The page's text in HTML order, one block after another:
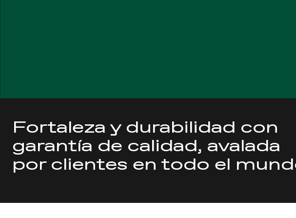
Fortaleza y durabilidad con
garantía de calidad, avalada
por clientes en todo el